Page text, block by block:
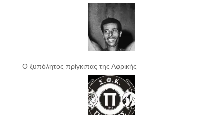
Ο ξυπόλητος πρίγκιπας της Αφρικής